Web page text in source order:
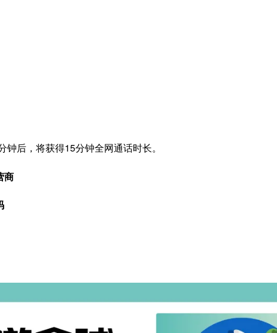
钟后，将获得15分钟全网通话时长。
商